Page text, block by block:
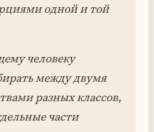
одной и той
человеку
между двумя
разных классов,
части